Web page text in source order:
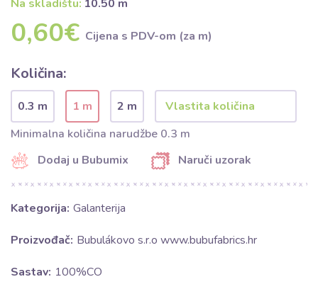
Na skladištu: 10.50 m
0,60€ Cijena s PDV-om (za m)
Količina:
0.3 m 1 m
2 m
Minimalna količina narudžbe 0.3 m
Dodaj u Bubumix
Naruči uzorak
Kategorija: Galanterija
Proizvođač: Bubulákovo s.r.o www.bubufabrics.hr
Sastav: 100%CO